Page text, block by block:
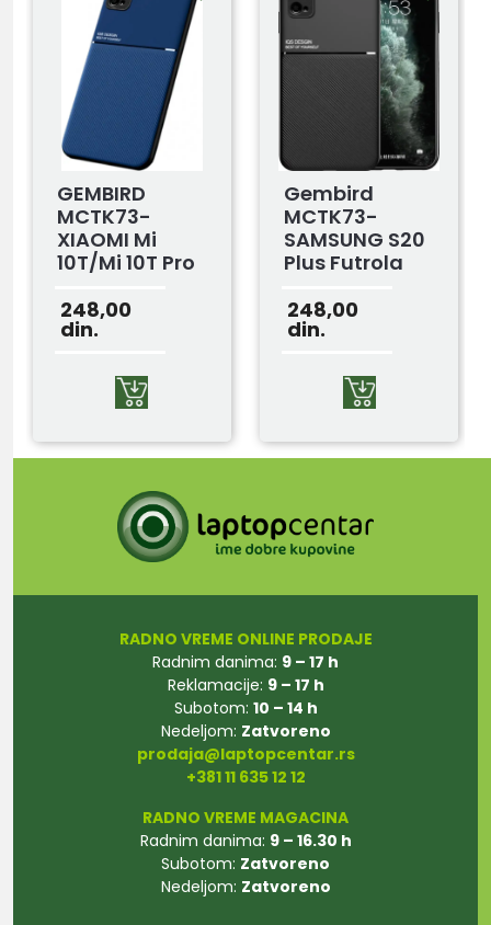
GEMBIRD
MCTK73-
XIAOMI Mi
10T/Mi 10T Pro
Magnetic Blue
248,00
din.
Gembird
MCTK73-
SAMSUNG S20
Plus Futrola
Magnetic
Black
248,00
din.
RADNO VREME ONLINE PRODAJE
Radnim danima: 9 – 17 h
Reklamacije: 9 – 17 h
Subotom: 10 – 14 h
Nedeljom: Zatvoreno
prodaja@laptopcentar.rs
+381 11 635 12 12
RADNO VREME MAGACINA
Radnim danima: 9 – 16.30 h
Subotom: Zatvoreno
Nedeljom: Zatvoreno